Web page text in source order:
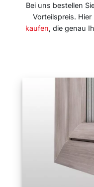
Bei uns bestellen
Vorteilspreis. Hier
kaufen, die genau